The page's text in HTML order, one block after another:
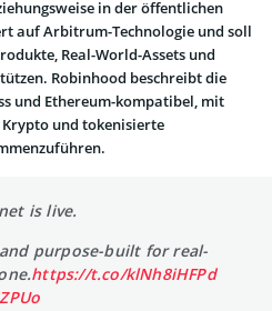
in der öffentlichen
auf Arbitrum-Technologie und soll
Real-World-Assets und
Robinhood beschreibt die
und Ethereum-kompatibel, mit
und tokenisierte
is live.
purpose-built for real-
https://t.co/klNh8iHFPd